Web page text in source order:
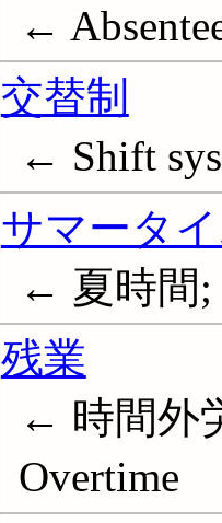
←
交替制
← Shift
サマータ
← 夏時間;
残業
← 時間外
Overtime